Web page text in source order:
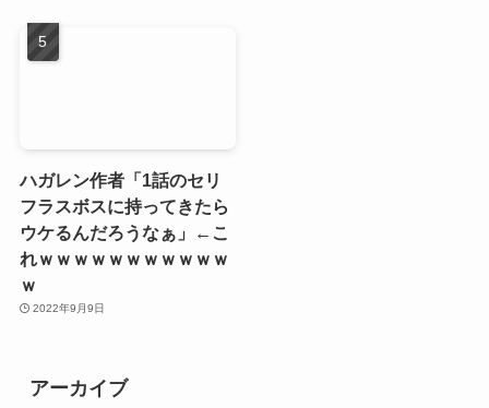
ハガレン作者「1話のセリ
フラスボスに持ってきたら
ウケるんだろうなぁ」←こ
れｗｗｗｗｗｗｗｗｗｗｗ
ｗ
2022年9月9日
アーカイブ